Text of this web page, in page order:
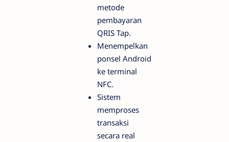
metode
pembayaran
QRIS Tap.
Menempelkan
ponsel Android
ke terminal
NFC.
Sistem
memproses
transaksi
secara real